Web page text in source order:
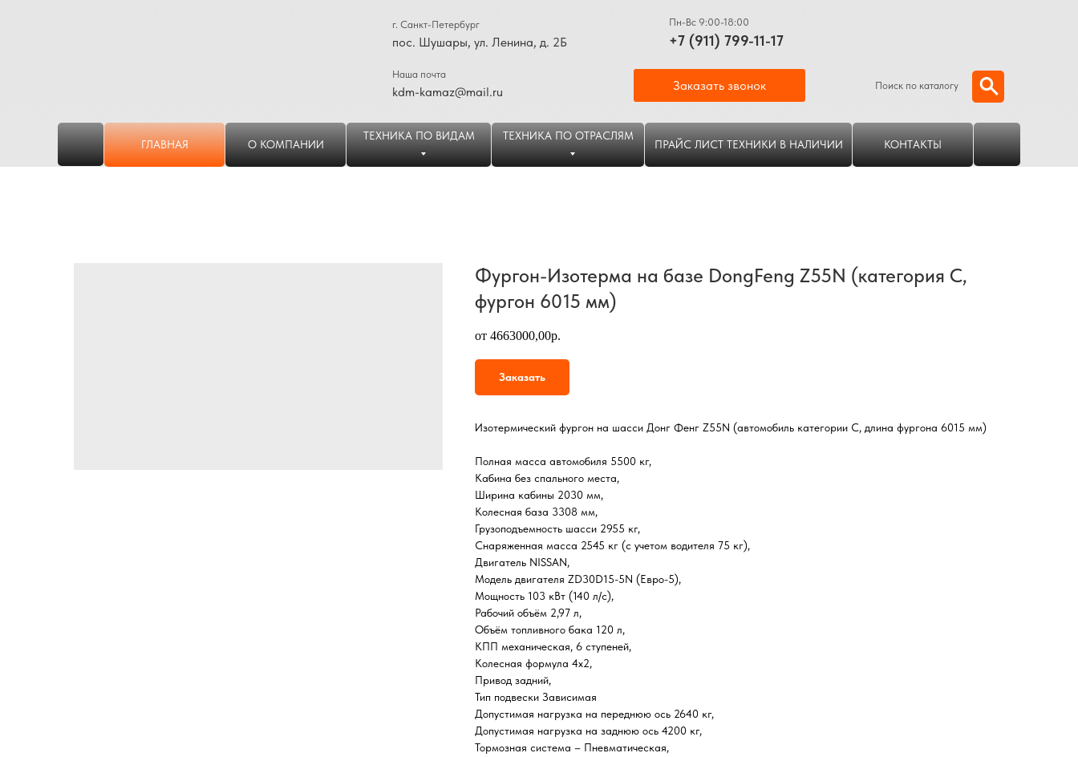
+7 (911) 799-11-17
Пн-Вс 9:00-18:00
kdm-kamaz@mail.ru
Наша почта
Заказать звонок Поиск по каталогу
пос. Шушары, ул. Ленина, д. 2Б
г. Санкт-Петербург
ГЛАВНАЯ О КОМПАНИИ
ТЕХНИКА ПО ВИДАМ ТЕХНИКА ПО ОТРАСЛЯМ
ПРАЙС ЛИСТ ТЕХНИКИ В НАЛИЧИИ КОНТАКТЫ
Фургон-Изотерма на базе DongFeng Z55N (категория C,
фургон 6015 мм)
от 4663000,00р.
Заказать
Изотермический фургон на шасси Донг Фенг Z55N (автомобиль категории С, длина фургона 6015 мм)
Полная масса автомобиля 5500 кг,
Кабина без спального места,
Ширина кабины 2030 мм,
Колесная база 3308 мм,
Грузоподъемность шасси 2955 кг,
Снаряженная масса 2545 кг (с учетом водителя 75 кг),
Двигатель NISSAN,
Модель двигателя ZD30D15-5N (Евро-5),
Мощность 103 кВт (140 л/с),
Рабочий объём 2,97 л,
Объём топливного бака 120 л,
КПП механическая, 6 ступеней,
Колесная формула 4х2,
Привод задний,
Тип подвески Зависимая
Допустимая нагрузка на переднюю ось 2640 кг,
Допустимая нагрузка на заднюю ось 4200 кг,
Тормозная система – Пневматическая,